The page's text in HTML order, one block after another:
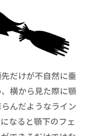
だけが不自然に垂
横から見た際に顎
んだようなライン
なると顎下のフェ